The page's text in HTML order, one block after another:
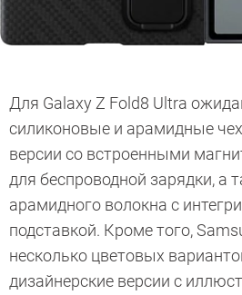
Для Galaxy Z Fold8 Ultra
силиконовые и арамидные
версии со встроенными
для беспроводной зарядки, а
арамидного волокна с
подставкой. Кроме того,
несколько цветовых
дизайнерские версии с